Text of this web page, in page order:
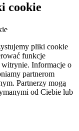
cookie
pliki cookie
funkcje
witrynie. Informacje o
partnerom
Partnerzy mogą
od Ciebie lub